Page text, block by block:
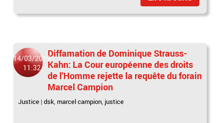
14/03/2019
11:32
Diffamation de Dominique Strauss-
Kahn: La Cour européenne des droits
de l'Homme rejette la requête du forain
Marcel Campion
Justice |dsk, marcel campion, justice